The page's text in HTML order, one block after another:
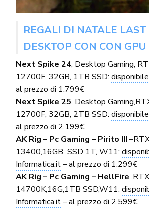
REGALI DI NATALE
DESKTOP CON CON
Next Spike 24, Desktop Gaming,
12700F, 32GB, 1TB SSD:
al prezzo di 1.799€
Next Spike 25, Desktop
12700F, 32GB, 2TB SSD:
al prezzo di 2.199€
AK Rig – Pc Gaming – Pirito III
13400,16GB SSD 1T, W11:
Informatica.it– al prezzo di 1.299€
AK Rig – Pc Gaming – HellFire
14700K,16G,1TB SSD,W11:
Informatica.it– al prezzo di 2.599€